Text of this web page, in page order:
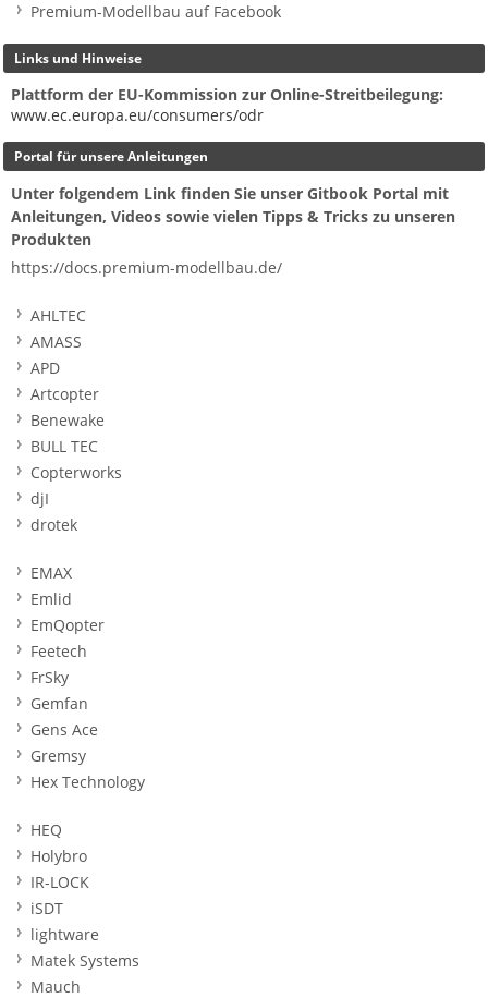
Premium-Modellbau auf Facebook
Links und Hinweise
Plattform der EU-Kommission zur Online-Streitbeilegung:
www.ec.europa.eu/consumers/odr
Portal für unsere Anleitungen
Unter folgendem Link finden Sie unser Gitbook Portal mit
Anleitungen, Videos sowie vielen Tipps & Tricks zu unseren
Produkten
https://docs.premium-modellbau.de/
AHLTEC
AMASS
APD
Artcopter
Benewake
BULL TEC
Copterworks
djI
drotek
EMAX
Emlid
EmQopter
Feetech
FrSky
Gemfan
Gens Ace
Gremsy
Hex Technology
HEQ
Holybro
IR-LOCK
iSDT
lightware
Matek Systems
Mauch